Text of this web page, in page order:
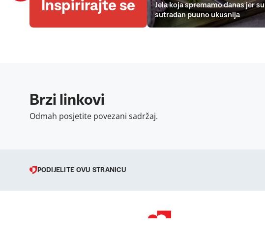
Inspirirajte se
Jela koja spremamo danas jer su
sutradan puuno ukusnija
Brzi linkovi
Odmah posjetite povezani sadržaj.
PODIJELITE OVU STRANICU